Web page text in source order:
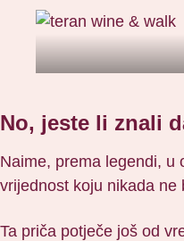
No, jeste li znali
Naime, prema legendi, u
vrijednost koju nikada ne
Ta priča potječe još od